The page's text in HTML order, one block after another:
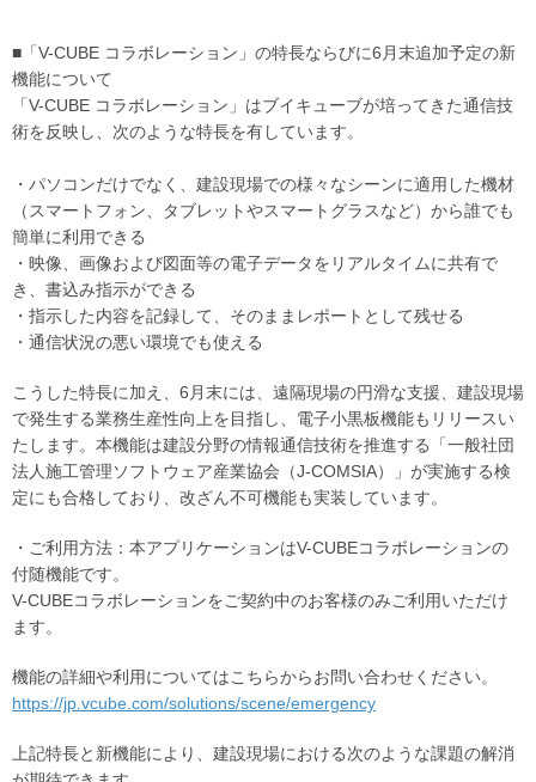
■「V-CUBE コラボレーション」の特長ならびに6月末追加予定の新
機能について
「V-CUBE コラボレーション」はブイキューブが培ってきた通信技
術を反映し、次のような特長を有しています。
・パソコンだけでなく、建設現場での様々なシーンに適用した機材
（スマートフォン、タブレットやスマートグラスなど）から誰でも
簡単に利用できる
・映像、画像および図面等の電子データをリアルタイムに共有で
き、書込み指示ができる
・指示した内容を記録して、そのままレポートとして残せる
・通信状況の悪い環境でも使える
こうした特長に加え、6月末には、遠隔現場の円滑な支援、建設現場
で発生する業務生産性向上を目指し、電子小黒板機能もリリースい
たします。本機能は建設分野の情報通信技術を推進する「一般社団
法人施工管理ソフトウェア産業協会（J-COMSIA）」が実施する検
定にも合格しており、改ざん不可機能も実装しています。
・ご利用方法：本アプリケーションはV-CUBEコラボレーションの
付随機能です。
V-CUBEコラボレーションをご契約中のお客様のみご利用いただけ
ます。
機能の詳細や利用についてはこちらからお問い合わせください。
https://jp.vcube.com/solutions/scene/emergency
上記特長と新機能により、建設現場における次のような課題の解消